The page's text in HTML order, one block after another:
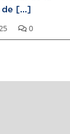
de [...]
0